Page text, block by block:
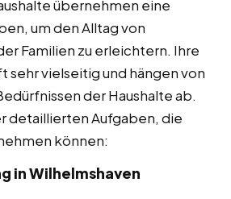
übernehmen eine
um den Alltag von
Familien zu erleichtern. Ihre
sehr vielseitig und hängen von
der Haushalte ab.
detaillierten Aufgaben, die
können:
in Wilhelmshaven